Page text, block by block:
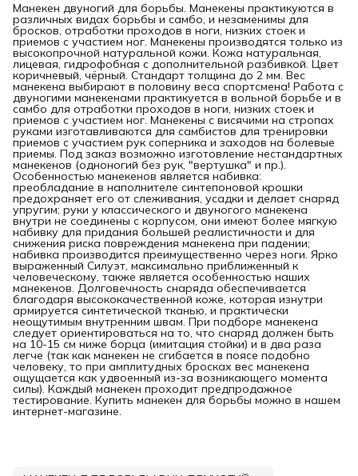
Манекен двуногий для борьбы. Манекены практикуются в
различных видах борьбы и самбо, и незаменимы для
бросков, отработки проходов в ноги, низких стоек и
приемов с участием ног. Манекены производятся только из
высокопрочной натуральной кожи. Кожа натуральная,
лицевая, гидрофобная с дополнительной разбивкой. Цвет
коричневый, чёрный. Стандарт толщина до 2 мм. Вес
манекена выбирают в половину веса спортсмена! Работа с
двуногими манекенами практикуется в вольной борьбе и в
самбо для отработки проходов в ноги, низких стоек и
приемов с участием ног. Манекены с висячими на стропах
руками изготавливаются для самбистов для тренировки
приемов с участием рук соперника и заходов на болевые
приемы. Под заказ возможно изготовление нестандартных
манекенов (одноногий без рук, "вертушка" и пр.).
Особенностью манекенов является набивка:
преобладание в наполнителе синтепоновой крошки
предохраняет его от слеживания, усадки и делает снаряд
упругим; руки у классического и двуногого манекена
внутри не соединены с корпусом, они имеют более мягкую
набивку для придания большей реалистичности и для
снижения риска повреждения манекена при падении;
набивка производится преимущественно через ноги. Ярко
выраженный Силуэт, максимально приближенный к
человеческому, также является особенностью наших
манекенов. Долговечность снаряда обеспечивается
благодаря высококачественной коже, которая изнутри
армируется синтетической тканью, и практически
неощутимым внутренним швам. При подборе манекена
следует ориентироваться на то, что снаряд должен быть
на 10-15 см ниже борца (имитация стойки) и в два раза
легче (так как манекен не сгибается в поясе подобно
человеку, то при амплитудных бросках вес манекена
ощущается как удвоенный из-за возникающего момента
силы). Каждый манекен проходит предпродажное
тестирование. Купить манекен для борьбы можно в нашем
интернет-магазине.